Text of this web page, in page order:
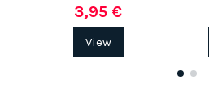
3,95 €
View